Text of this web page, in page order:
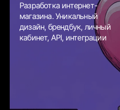
Разработка интернет-
магазина. Уникальный
дизайн, брендбук, личный
кабинет, API, интеграции